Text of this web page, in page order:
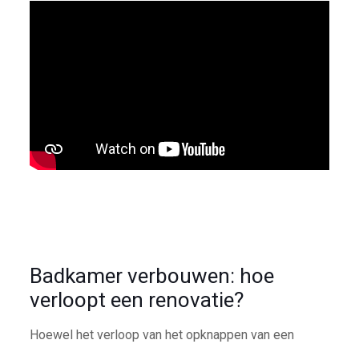
Badkamer verbouwen: hoe
verloopt een renovatie?
Hoewel het verloop van het opknappen van een